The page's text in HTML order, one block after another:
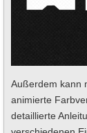
Außerdem kann
animierte
detaillierte